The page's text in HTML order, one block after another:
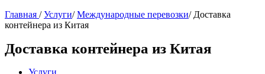
Главная /Услуги/Международные перевозки/ Доставка
контейнера из Китая
Доставка контейнера из Китая
Услуги